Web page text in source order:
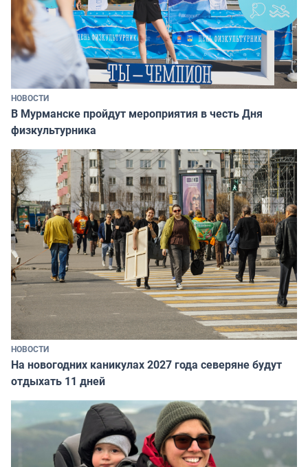
НОВОСТИ
В Мурманске пройдут мероприятия в честь Дня
физкультурника
НОВОСТИ
На новогодних каникулах 2027 года северяне будут
отдыхать 11 дней